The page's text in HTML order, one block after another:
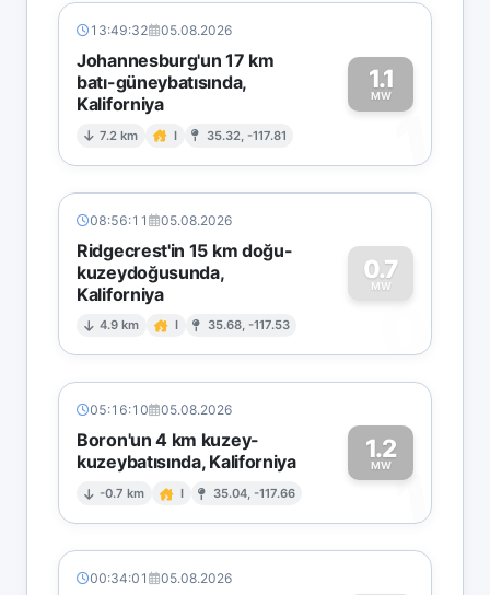
13:49:32 05.08.2026
Johannesburg'un 17 km
batı-güneybatısında,
Kaliforniya
7.2 km I 35.32, -117.81
1.1
MW
1
08:56:11 05.08.2026
Ridgecrest'in 15 km doğu-
kuzeydoğusunda,
Kaliforniya
4.9 km I 35.68, -117.53
0.7
MW
0
05:16:10 05.08.2026
Boron'un 4 km kuzey-
kuzeybatısında, Kaliforniya
-0.7 km I 35.04, -117.66
1.2
MW1
00:34:01 05.08.2026